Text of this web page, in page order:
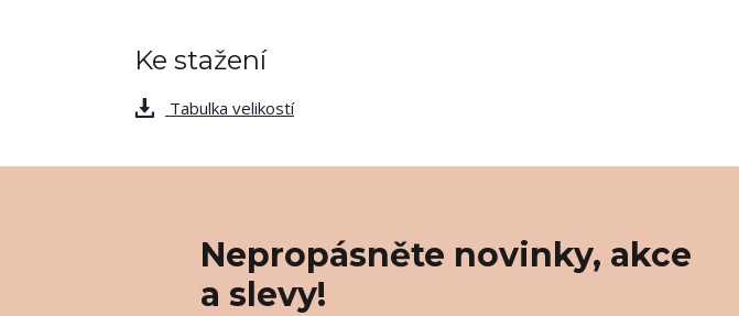
Ke stažení
Tabulka velikostí
Nepropásněte novinky, akce
a slevy!